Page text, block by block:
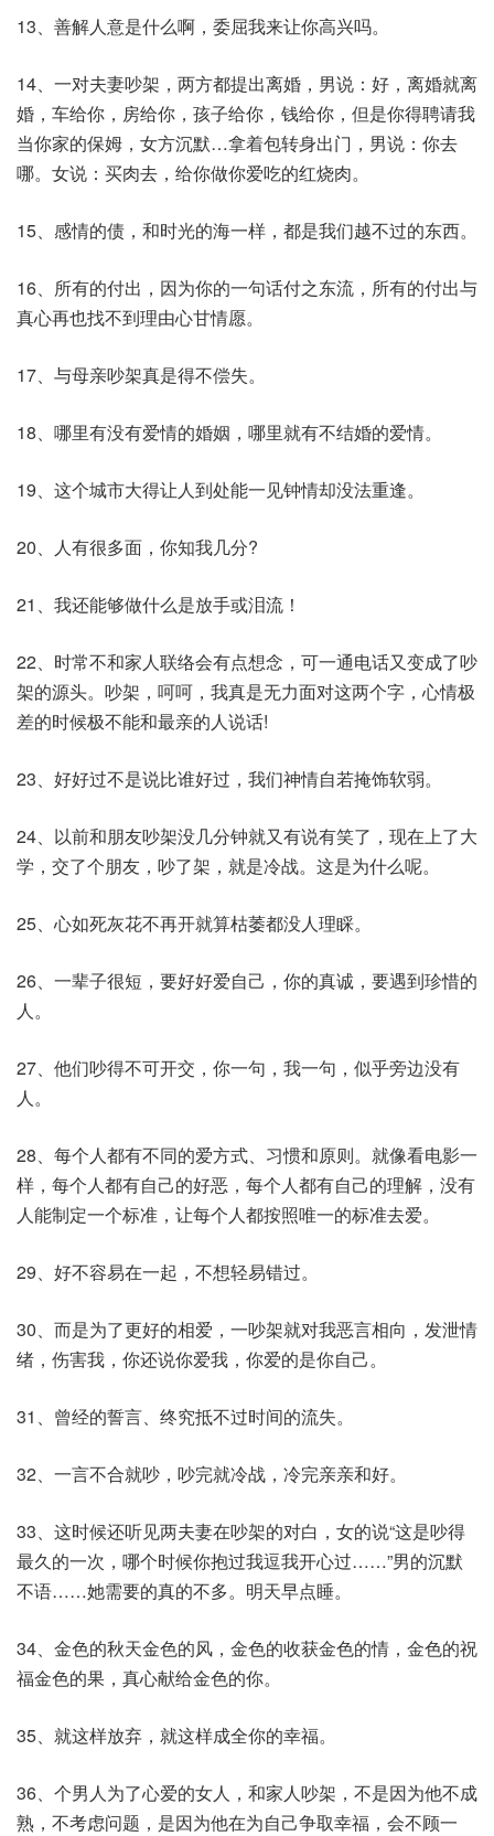
13、善解人意是什么啊，委屈我来让你高兴吗。
14、一对夫妻吵架，两方都提出离婚，男说：好，离婚就离
婚，车给你，房给你，孩子给你，钱给你，但是你得聘请我
当你家的保姆，女方沉默…拿着包转身出门，男说：你去
哪。女说：买肉去，给你做你爱吃的红烧肉。
15、感情的债，和时光的海一样，都是我们越不过的东西。
16、所有的付出，因为你的一句话付之东流，所有的付出与
真心再也找不到理由心甘情愿。
17、与母亲吵架真是得不偿失。
18、哪里有没有爱情的婚姻，哪里就有不结婚的爱情。
19、这个城市大得让人到处能一见钟情却没法重逢。
20、人有很多面，你知我几分?
21、我还能够做什么是放手或泪流！
22、时常不和家人联络会有点想念，可一通电话又变成了吵
架的源头。吵架，呵呵，我真是无力面对这两个字，心情极
差的时候极不能和最亲的人说话!
23、好好过不是说比谁好过，我们神情自若掩饰软弱。
24、以前和朋友吵架没几分钟就又有说有笑了，现在上了大
学，交了个朋友，吵了架，就是冷战。这是为什么呢。
25、心如死灰花不再开就算枯萎都没人理睬。
26、一辈子很短，要好好爱自己，你的真诚，要遇到珍惜的
人。
27、他们吵得不可开交，你一句，我一句，似乎旁边没有
人。
28、每个人都有不同的爱方式、习惯和原则。就像看电影一
样，每个人都有自己的好恶，每个人都有自己的理解，没有
人能制定一个标准，让每个人都按照唯一的标准去爱。
29、好不容易在一起，不想轻易错过。
30、而是为了更好的相爱，一吵架就对我恶言相向，发泄情
绪，伤害我，你还说你爱我，你爱的是你自己。
31、曾经的誓言、终究抵不过时间的流失。
32、一言不合就吵，吵完就冷战，冷完亲亲和好。
33、这时候还听见两夫妻在吵架的对白，女的说“这是吵得
最久的一次，哪个时候你抱过我逗我开心过……”男的沉默
不语……她需要的真的不多。明天早点睡。
34、金色的秋天金色的风，金色的收获金色的情，金色的祝
福金色的果，真心献给金色的你。
35、就这样放弃，就这样成全你的幸福。
36、个男人为了心爱的女人，和家人吵架，不是因为他不成
熟，不考虑问题，是因为他在为自己争取幸福，会不顾一